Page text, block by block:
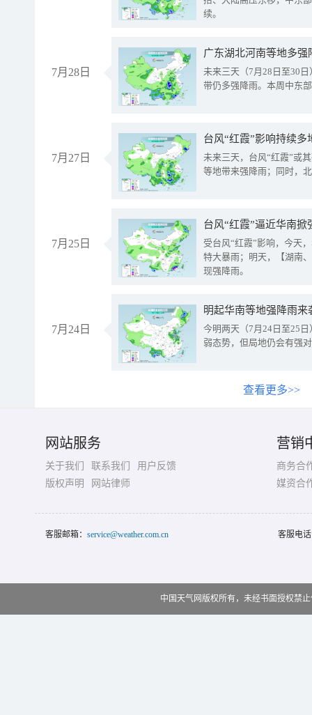
续。
7月28日
广东湖北河南等地多
未来三天（7月28日至30
带仍多强降雨。本周中东
7月27日
台风“红霞”影响持续
未来三天，台风“红霞”或
等地带来强降雨；同时，
7月25日
台风“红霞”逼近华南
受台风“红霞”影响，今天
特大暴雨；明天，【湖南
现强降雨。
7月24日
明起华南等地强降雨
今明两天（7月24日至25
弱态势，但局地仍会有强
查看更多>>
网站服务
关于我们 联系我们
用户反馈
版权声明
网站律师
营销
商务合
媒资合
客服邮箱： service@weather.com.cn 客服电
中国天气网版权所有，未经书面授权